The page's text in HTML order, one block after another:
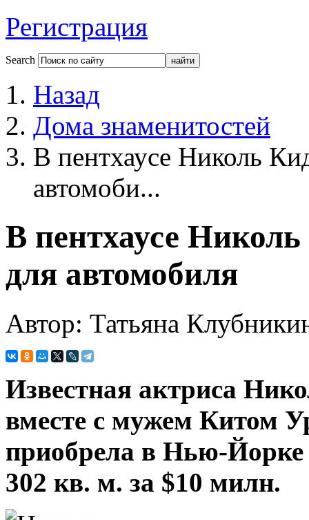
Регистрация
Search
Назад
Дома знаменитостей
В пентхаусе Николь
автомоби...
В пентхаусе
для автомобиля
Автор: Татьяна
Известная актриса
вместе с мужем Китом
приобрела в Нью-
302 кв. м. за $10 милн.